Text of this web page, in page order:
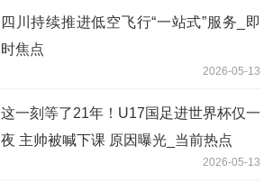
四川持续推进低空飞行“一站式”服务_即
时焦点
2026-05-13
这一刻等了21年！U17国足进世界杯仅一
夜 主帅被喊下课 原因曝光_当前热点
2026-05-13